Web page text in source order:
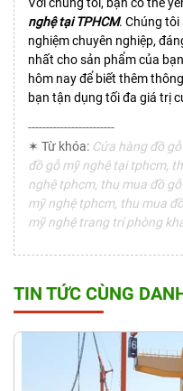
nghệ tại TPHCM. Chúng tôi
nghiệm chuyên nghiệp,
nhất cho sản phẩm của
hôm nay để biết thêm
bạn tận dụng tối đa giá trị
------------------------
✶ Từ khóa: Cửa hàng đồ
đồ gỗ mỹ nghệ tại tphcm,
nghệ tphcm, thu mua đồ
mỹ nghệ tphcm, thu mua
mỹ nghệ trang trí phòng
TIN TỨC CÙNG